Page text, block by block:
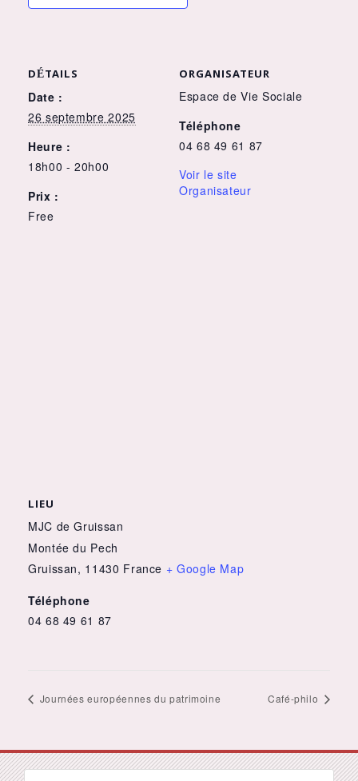
DÉTAILS
Date :
26 septembre 2025
Heure :
18h00 - 20h00
Prix :
Free
ORGANISATEUR
Espace de Vie Sociale
Téléphone
04 68 49 61 87
Voir le site
Organisateur
LIEU
MJC de Gruissan
Montée du Pech
Gruissan, 11430 France + Google Map
Téléphone
04 68 49 61 87
Journées européennes du patrimoine Café-philo